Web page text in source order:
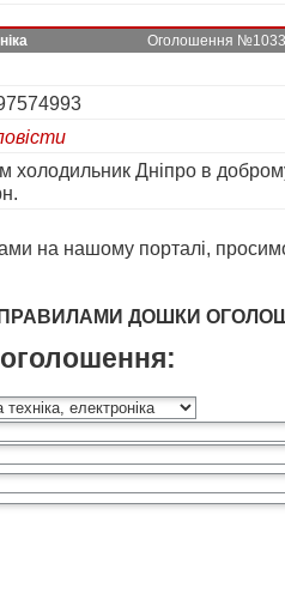
Оголошення
холодильник Дніпро в
на нашому порталі,
ДОШКИ